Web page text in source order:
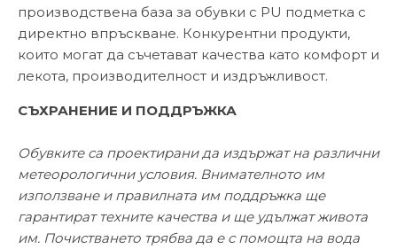
производствена база за обувки с PU подметка с
директно впръскване. Конкурентни продукти,
които могат да съчетават качества като комфорт и
лекота, производителност и издръжливост.
СЪХРАНЕНИЕ И ПОДДРЪЖКА
Обувките са проектирани да издържат на различни
метеорологични условия. Внимателното им
използване и правилната им поддръжка ще
гарантират техните качества и ще удължат живота
им. Почистването трябва да е с помощта на вода